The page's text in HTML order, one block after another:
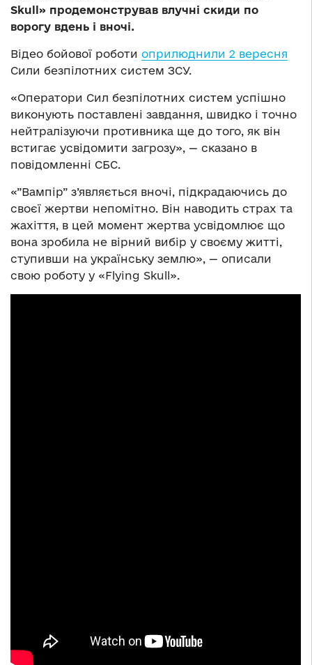
Skull» продемонстрував влучні скиди по
ворогу вдень і вночі.
Відео бойової роботи оприлюднили 2 вересня
Сили безпілотних систем ЗСУ.
«Оператори Сил безпілотних систем успішно
виконують поставлені завдання, швидко і точно
нейтралізуючи противника ще до того, як він
встигає усвідомити загрозу», — сказано в
повідомленні СБС.
«”Вампір” з’являється вночі, підкрадаючись до
своєї жертви непомітно. Він наводить страх та
жахіття, в цей момент жертва усвідомлює що
вона зробила не вірний вибір у своєму житті,
ступивши на українську землю», — описали
свою роботу у «Flying Skull».